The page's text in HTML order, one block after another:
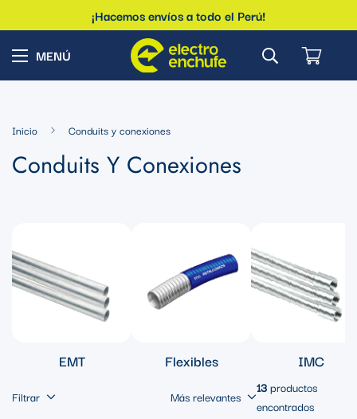
¡Hacemos envíos a todo el Perú!
Inicio Conduits y conexiones
Conduits Y Conexiones
EMT Flexibles IMC
Filtrar Más relevantes
13productos
encontrados